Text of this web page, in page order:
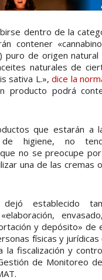
dentro de la
contener
puro de origen
naturales de
sativa L.»,dice la
producto podrá
que estarán a
higiene, no
no se preocupe
una de las cremas
dejó establecido
y depósito» de
físicas y
la fiscalización y
de Monitoreo